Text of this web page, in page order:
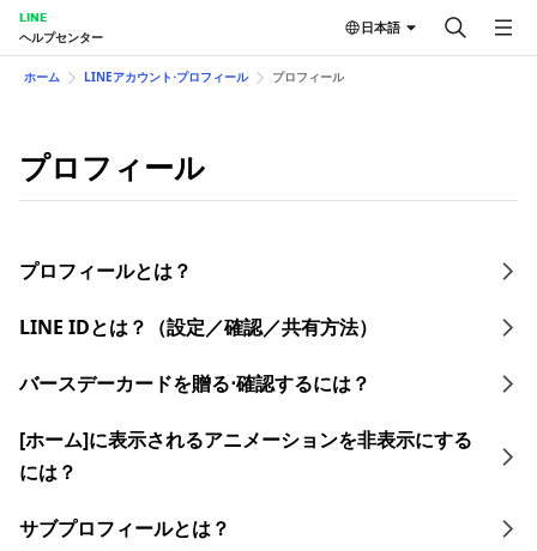
LINE
ヘルプセンター
日本語
ホーム LINEアカウント⋅プロフィール プロフィール
プロフィール
プロフィールとは？
LINE IDとは？（設定／確認／共有方法）​
バースデーカードを贈る⋅確認するには？
[ホーム]に表示されるアニメーションを非表示にする
には？
サブプロフィールとは？